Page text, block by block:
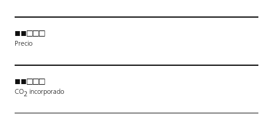
■■□□□
Precio
■■□□□
CO2 incorporado